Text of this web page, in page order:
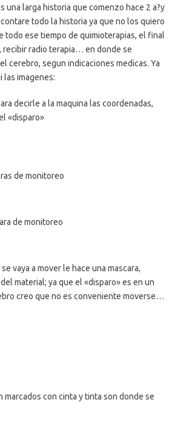
una larga historia que comenzo hace 2 a?y
todo la historia ya que no los quiero
todo ese tiempo de quimioterapias, el final
recibir radio terapia… en donde se
cerebro, segun indicaciones medicas. Ya
las imagenes:
decirle a la maquina las coordenadas,
«disparo»
de monitoreo
de monitoreo
vaya a mover le hace una mascara,
material; ya que el «disparo» es en un
creo que no es conveniente moverse…
marcados con cinta y tinta son donde se